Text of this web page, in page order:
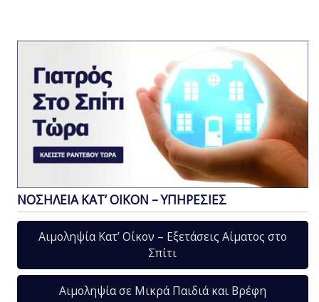
ΝΟΣΗΛΕΙΑ ΚΑΤ’ ΟΙΚΟΝ – ΥΠΗΡΕΣΙΕΣ
Αιμοληψία Κατ’ Οίκον – Εξετάσεις Αίματος στο
Σπίτι
Αιμοληψία σε Μικρά Παιδιά και Βρέφη